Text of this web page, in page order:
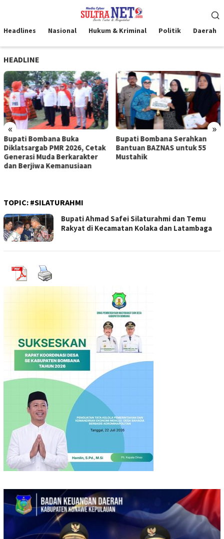
kontenMobile
Headlines Nasional Hukum & Kriminal Politik Daerah
HEADLINE
« »
Bupati Bombana Buka
Diklatsargab PMR 2026, Cetak
Generasi Muda Berkarakter
dan Berjiwa Kemanusiaan
Bupati Bombana Serahkan
Bantuan BAZNAS untuk 55
Mustahik
TOPIC: #SILATURAHMI
Bupati Ahmad Safei Silaturahmi dan Temu
Rakyat di Kecamatan Kolaka dan Latambaga